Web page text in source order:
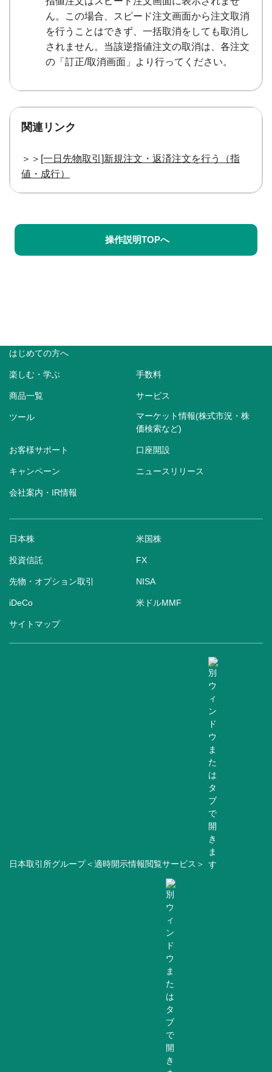
ん。この場合、スピード注文画面から注文取消
を行うことはできず、一括取消をしても取消し
されません。当該逆指値注文の取消は、各注文
の「訂正/取消画面」より行ってください。
関連リンク
＞＞ [一日先物取引]新規注文・返済注文を行う（指
値・成行）
操作説明TOPへ
はじめての方へ
楽しむ・学ぶ 手数料
商品一覧 サービス
ツール
マーケット情報(株式市況・株
価検索など)
お客様サポート 口座開設
キャンペーン ニュースリリース
会社案内・IR情報
日本株 米国株
投資信託 FX
先物・オプション取引 NISA
iDeCo 米ドルMMF
サイトマップ
日本取引所グループ＜適時開示情報閲覧サービス＞